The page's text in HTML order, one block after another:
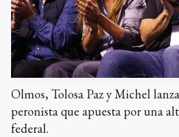
Olmos, Tolosa Paz y Michel
peronista que apuesta por una
federal.